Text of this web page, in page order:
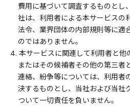
費用に基づいて調査するものとし
社は、利用者による本サービスの
法令、業界団体の内部規則等に適
のではありません。
4. 本サービスに関連して利用者と他
またはその候補者その他の第三者
連絡、紛争等については、利用者
決するものとし、当社および当社
ついて一切責任を負いません。